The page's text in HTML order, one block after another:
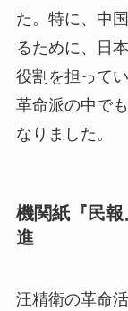
た。特に、中
るために、日
役割を担って
革命派の中で
なりました。
機関紙『民
進
汪精衛の革命